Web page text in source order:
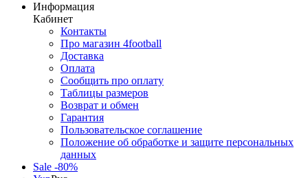
Информация
Кабинет
Контакты
Про магазин 4football
Доставка
Оплата
Сообщить про оплату
Таблицы размеров
Возврат и обмен
Гарантия
Пользовательское соглашение
Положение об обработке и защите персональных
данных
Sale -80%